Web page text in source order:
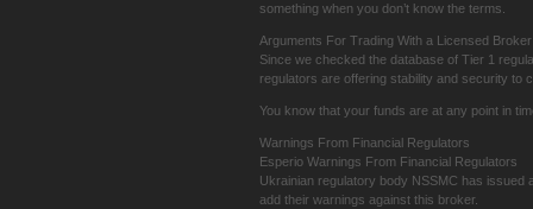
something when you don’t know the terms.
Arguments For Trading With a Licensed Broker
Since we checked the database of Tier 1
regulators are offering stability and security to
You know that your funds are at any point in
Warnings From Financial Regulators
Esperio Warnings From Financial Regulators
Ukrainian regulatory body NSSMC has issued
add their warnings against this broker.